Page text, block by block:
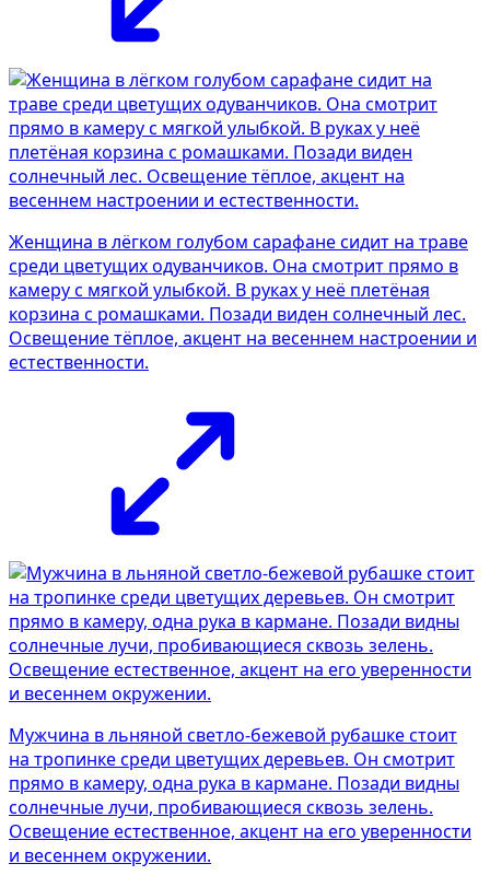
Женщина в лёгком голубом сарафане сидит на траве
среди цветущих одуванчиков. Она смотрит прямо в
камеру с мягкой улыбкой. В руках у неё плетёная
корзина с ромашками. Позади виден солнечный лес.
Освещение тёплое, акцент на весеннем настроении и
естественности.
Мужчина в льняной светло-бежевой рубашке стоит
на тропинке среди цветущих деревьев. Он смотрит
прямо в камеру, одна рука в кармане. Позади видны
солнечные лучи, пробивающиеся сквозь зелень.
Освещение естественное, акцент на его уверенности
и весеннем окружении.